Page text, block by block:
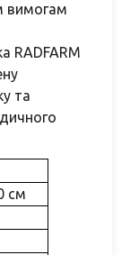
вимогам
RADFARM
та
см